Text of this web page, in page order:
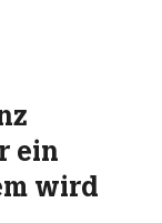
ein
wird